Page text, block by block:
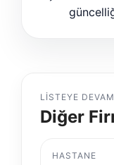
LISTEYE DEVAM
Diğer
HASTANE